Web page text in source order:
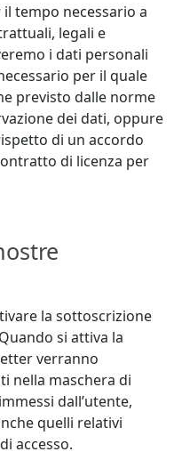
tempo necessario a
legali e
i dati personali
per il quale
previsto dalle norme
dei dati, oppure
di un accordo
di licenza per
la sottoscrizione
si attiva la
verranno
nella maschera di
dall’utente,
quelli relativi
accesso.